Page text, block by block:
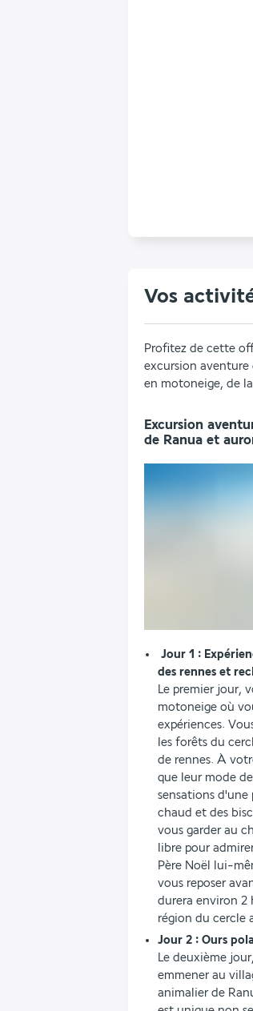
Vos
Profitez de cette
excursion aventure
en motoneige, de
Excursion
de Ranua et
des rennes et
Le premier jour,
motoneige où
expériences.
les forêts du
de rennes. À
que leur mode
sensations d'une
chaud et des
vous garder au
libre pour
Père Noël lui-
vous reposer
durera environ 2
région du cercle
Jour 2 : Ours
Le deuxième
emmener au
animalier de